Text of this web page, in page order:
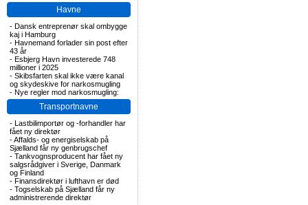
Havne
- Dansk entreprenør skal ombygge
kaj i Hamburg
- Havnemand forlader sin post efter
43 år
- Esbjerg Havn investerede 748
millioner i 2025
- Skibsfarten skal ikke være kanal
og skydeskive for narkosmugling
- Nye regler mod narkosmugling:
Transportnavne
- Lastbilimportør og -forhandler har
fået ny direktør
-Affalds- og energiselskab på
Sjælland får ny genbrugschef
- Tankvognsproducent har fået ny
salgsrådgiver i Sverige, Danmark
og Finland
- Finansdirektør i lufthavn er død
- Togselskab på Sjælland får ny
administrerende direktør